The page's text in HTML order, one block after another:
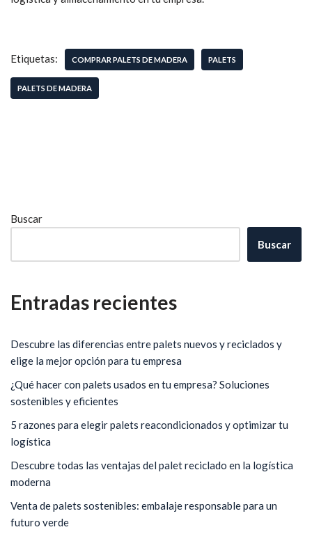
Etiquetas: COMPRAR PALETS DE MADERA PALETS
PALETS DE MADERA
Buscar
Buscar
Entradas recientes
Descubre las diferencias entre palets nuevos y reciclados y
elige la mejor opción para tu empresa
¿Qué hacer con palets usados en tu empresa? Soluciones
sostenibles y eficientes
5 razones para elegir palets reacondicionados y optimizar tu
logística
Descubre todas las ventajas del palet reciclado en la logística
moderna
Venta de palets sostenibles: embalaje responsable para un
futuro verde